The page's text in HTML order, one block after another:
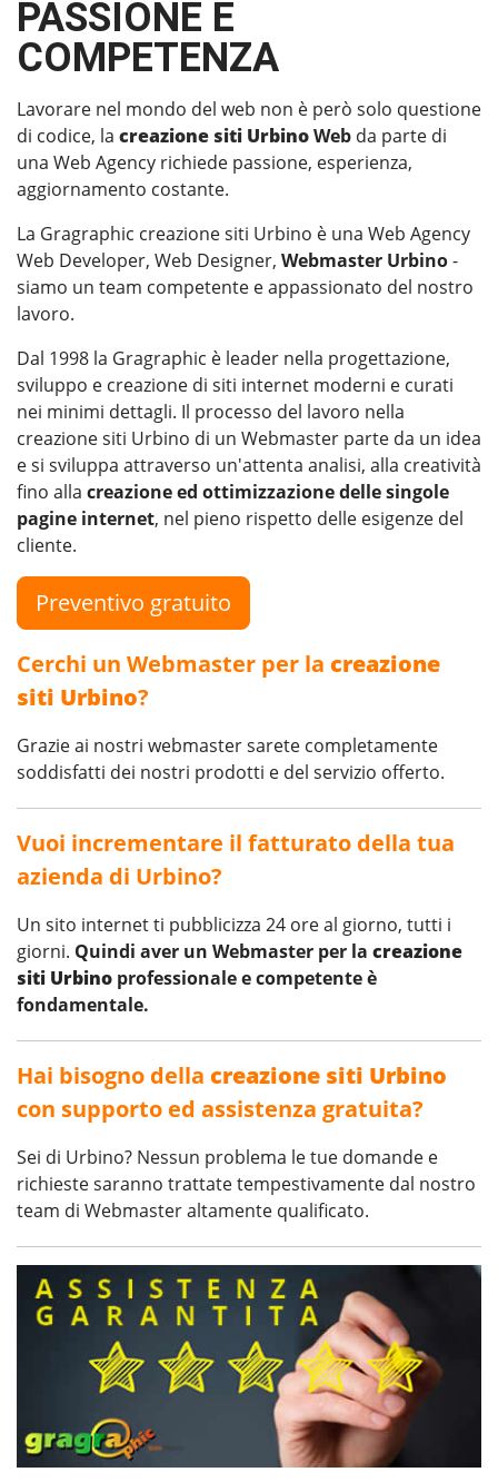
PASSIONE E
COMPETENZA
Lavorare nel mondo del web non è però solo questione
di codice, la creazione siti UrbinoWeb da parte di
una Web Agency richiede passione, esperienza,
aggiornamento costante.
La Gragraphic creazione siti Urbino è una Web Agency
Web Developer, Web Designer, Webmaster Urbino-
siamo un team competente e appassionato del nostro
lavoro.
Dal 1998 la Gragraphic è leader nella progettazione,
sviluppo e creazione di siti internet moderni e curati
nei minimi dettagli. Il processo del lavoro nella
creazione siti Urbino di un Webmaster parte da un idea
e si sviluppa attraverso un'attenta analisi, alla creatività
fino alla creazione ed ottimizzazione delle singole
pagine internet, nel pieno rispetto delle esigenze del
cliente.
Preventivo gratuito
Cerchi un Webmaster per la creazione
siti Urbino?
Grazie ai nostri webmaster sarete completamente
soddisfatti dei nostri prodotti e del servizio offerto.
Vuoi incrementare il fatturato della tua
azienda di Urbino?
Un sito internet ti pubblicizza 24 ore al giorno, tutti i
giorni. Quindi aver un Webmaster per la creazione
siti Urbino professionale e competente è
fondamentale.
Hai bisogno della creazione siti Urbino
con supporto ed assistenza gratuita?
Sei di Urbino? Nessun problema le tue domande e
richieste saranno trattate tempestivamente dal nostro
team di Webmaster altamente qualificato.